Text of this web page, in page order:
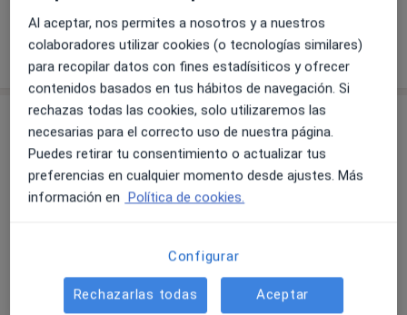
Pedir una cita
Aurora Romero Álvarez
Fisioterapeuta·Ver más
199 opiniones
Al aceptar, nos permites a nosotros y a nuestros
colaboradores utilizar cookies (o tecnologías similares)
para recopilar datos con fines estadísiticos y ofrecer
contenidos basados en tus hábitos de navegación. Si
rechazas todas las cookies, solo utilizaremos las
necesarias para el correcto uso de nuestra página.
Puedes retirar tu consentimiento o actualizar tus
preferencias en cualquier momento desde ajustes. Más
información en Política de cookies.
Configurar
Rechazarlas todas Aceptar